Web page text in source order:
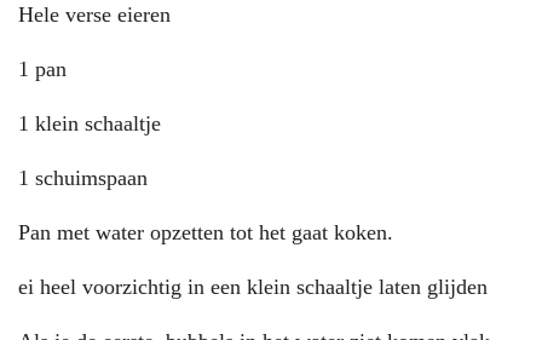
Hele verse eieren
1 pan
1 klein schaaltje
1 schuimspaan
Pan met water opzetten tot het gaat koken.
ei heel voorzichtig in een klein schaaltje laten glijden